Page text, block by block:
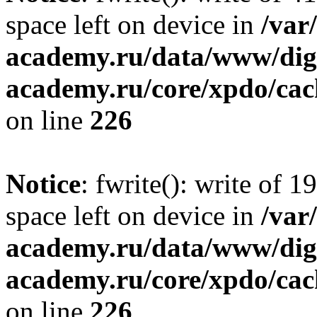
space left on device in /
academy.ru/data/www/
academy.ru/core/xpdo/
on line 226
Notice: fwrite(): write of
space left on device in /
academy.ru/data/www/
academy.ru/core/xpdo/